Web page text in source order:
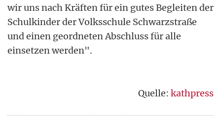
wir uns nach Kräften für ein gutes Begleiten der
Schulkinder der Volksschule Schwarzstraße
und einen geordneten Abschluss für alle
einsetzen werden".
Quelle: kathpress